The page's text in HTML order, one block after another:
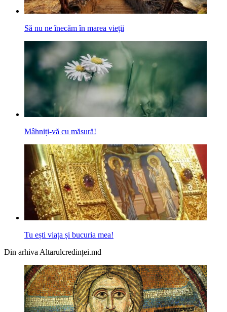
Să nu ne înecăm în marea vieţii
Mâhniți-vă cu măsură!
Tu ești viața și bucuria mea!
Din arhiva Altarulcredinței.md